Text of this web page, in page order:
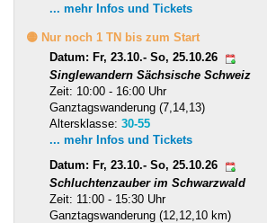
... mehr Infos und Tickets
🟡 Nur noch 1 TN bis zum Start
Datum: Fr, 23.10.- So, 25.10.26
Singlewandern Sächsische Schweiz
Zeit: 10:00 - 16:00 Uhr
Ganztagswanderung (7,14,13)
Altersklasse: 30-55
... mehr Infos und Tickets
Datum: Fr, 23.10.- So, 25.10.26
Schluchtenzauber im Schwarzwald
Zeit: 11:00 - 15:30 Uhr
Ganztagswanderung (12,12,10 km)